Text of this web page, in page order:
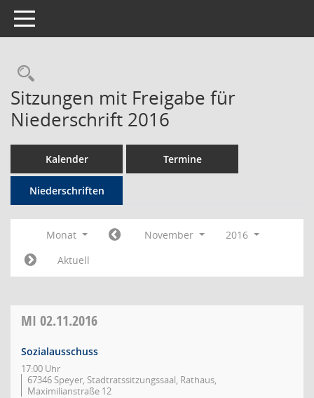
Toggle navigation
Rechercheauswahl
Sitzungen mit Freigabe für
Niederschrift 2016
Kalender Termine
Niederschriften
Monat November
2016
Aktuell
MI 02.11.2016
Sozialausschuss
17:00 Uhr
67346 Speyer, Stadtratssitzungssaal, Rathaus,
Maximilianstraße 12